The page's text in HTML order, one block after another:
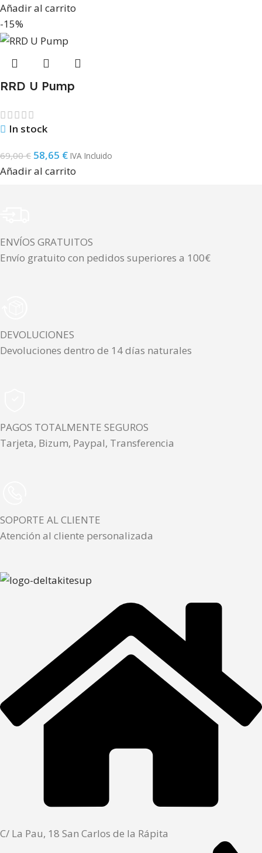
Añadir al carrito
-15%
RRD U Pump
In stock
69,00€ 58,65 € IVA Incluido
Añadir al carrito
ENVÍOS GRATUITOS
Envío gratuito con pedidos superiores a 100€
DEVOLUCIONES
Devoluciones dentro de 14 días naturales
PAGOS TOTALMENTE SEGUROS
Tarjeta, Bizum, Paypal, Transferencia
SOPORTE AL CLIENTE
Atención al cliente personalizada
C/ La Pau, 18 San Carlos de la Rápita